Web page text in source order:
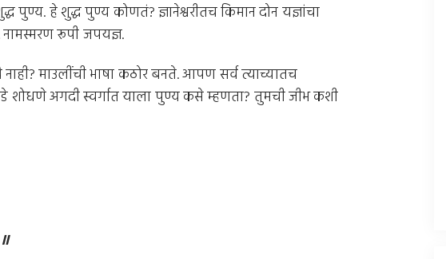
हे शुद्ध पुण्य कोणतं? ज्ञानेश्वरीतच किमान दोन यज्ञांचा
रूपी जपयज्ञ.
माउलींची भाषा कठोर बनते. आपण सर्व त्याच्यातच
अगदी स्वर्गात याला पुण्य कसे म्हणता? तुमची जीभ कशी